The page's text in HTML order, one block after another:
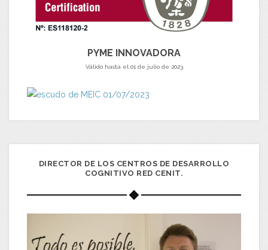
PYME INNOVADORA
Válido hasta el 01 de julio de 2023
DIRECTOR DE LOS CENTROS DE DESARROLLO
COGNITIVO RED CENIT.